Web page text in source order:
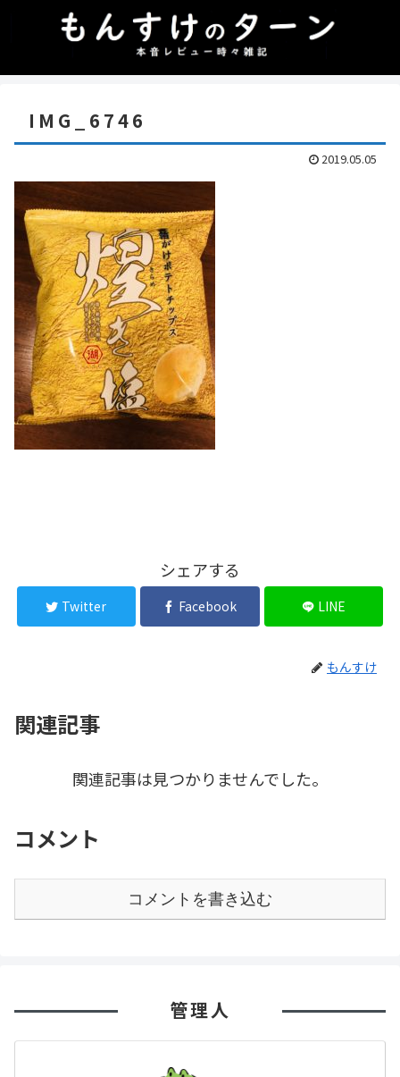
IMG_6746
2019.05.05
シェアする
Twitter Facebook LINE
もんすけ
関連記事
関連記事は見つかりませんでした。
コメント
コメントを書き込む
管理人